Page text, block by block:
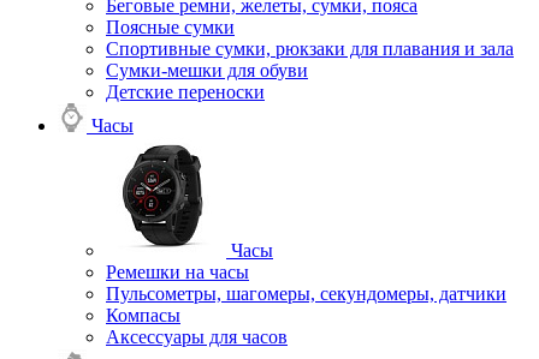
Беговые ремни, желеты, сумки, пояса
Поясные сумки
Спортивные сумки, рюкзаки для плавания и зала
Сумки-мешки для обуви
Детские переноски
Часы
Часы
Ремешки на часы
Пульсометры, шагомеры, секундомеры, датчики
Компасы
Аксессуары для часов